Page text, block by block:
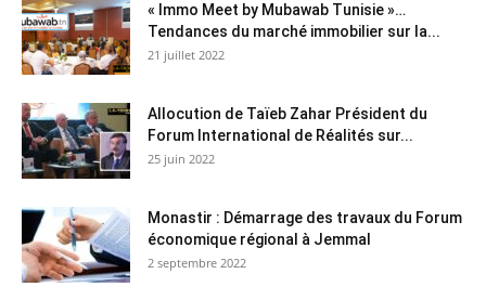
« Immo Meet by Mubawab Tunisie »…
Tendances du marché immobilier sur la...
21 juillet 2022
Allocution de Taïeb Zahar Président du
Forum International de Réalités sur...
25 juin 2022
Monastir : Démarrage des travaux du Forum
économique régional à Jemmal
2 septembre 2022